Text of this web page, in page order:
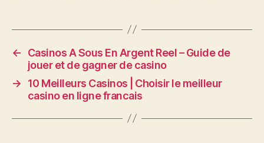
←
Casinos A Sous En Argent Reel – Guide de
jouer et de gagner de casino
→
10 Meilleurs Casinos | Choisir le meilleur
casino en ligne francais